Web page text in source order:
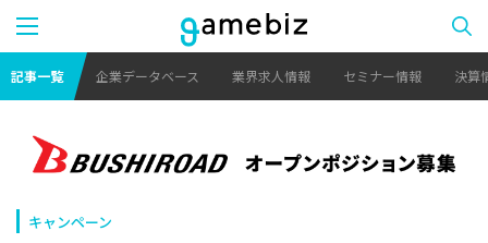
記事一覧 企業データベース 業界求人情報 セミナー情報 決算
キャンペーン